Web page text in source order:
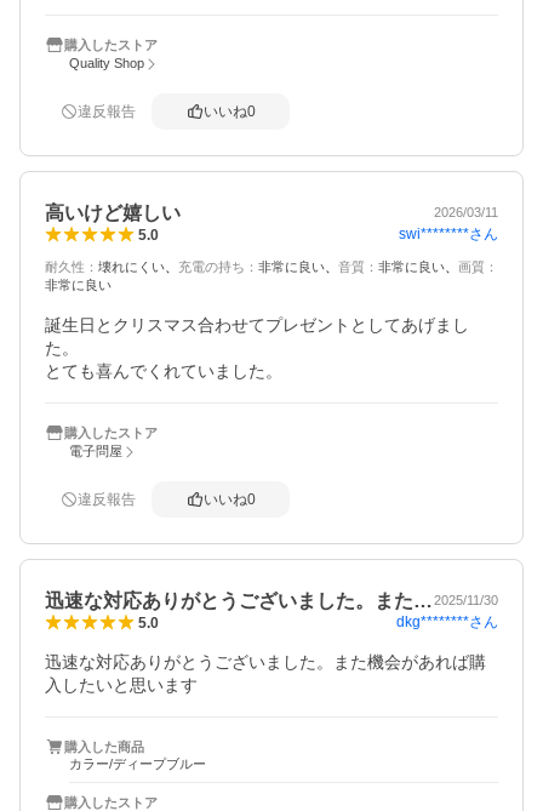
購入したストア
Quality Shop
違反報告 いいね0
高いけど嬉しい 2026/03/11
5.0 swi********さん
耐久性 ： 壊れにくい 充電の持ち ： 非常に良い 音質 ： 非常に良い 画質 ：
非常に良い
誕生日とクリスマス合わせてプレゼントとしてあげまし
た。
とても喜んでくれていました。
購入したストア
電子問屋
違反報告 いいね0
迅速な対応ありがとうございました。また…2025/11/30
5.0 dkg********さん
迅速な対応ありがとうございました。また機会があれば購
入したいと思います
購入した商品
カラー/ディープブルー
購入したストア